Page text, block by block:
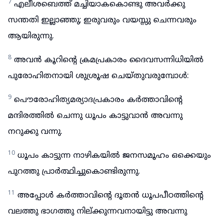
7 എലീശബെത്ത് മച്ചിയാകകൊണ്ടു അവർക്കു
സന്തതി ഇല്ലാഞ്ഞു; ഇരുവരും വയസ്സു ചെന്നവരും
ആയിരുന്നു.
8 അവൻ കൂറിന്റെ ക്രമപ്രകാരം ദൈവസന്നിധിയിൽ
പുരോഹിതനായി ശുശ്രൂഷ ചെയ്തുവരുമ്പോൾ:
9 പൌരോഹിത്യമര്യാദപ്രകാരം കർത്താവിന്റെ
മന്ദിരത്തിൽ ചെന്നു ധൂപം കാട്ടുവാൻ അവന്നു
നറുക്കു വന്നു.
10 ധൂപം കാട്ടുന്ന നാഴികയിൽ ജനസമൂഹം ഒക്കെയും
പുറത്തു പ്രാർത്ഥിച്ചുകൊണ്ടിരുന്നു.
11 അപ്പോൾ കർത്താവിന്റെ ദൂതൻ ധൂപപീഠത്തിന്റെ
വലത്തു ഭാഗത്തു നില്ക്കുന്നവനായിട്ടു അവന്നു